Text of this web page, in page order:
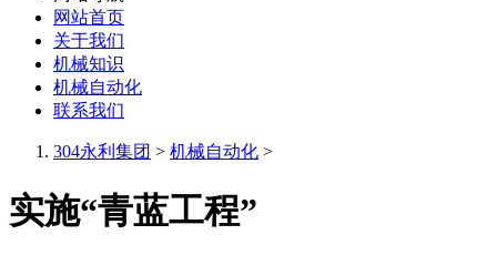
网站首页
关于我们
机械知识
机械自动化
联系我们
304永利集团 > 机械自动化 >
实施“青蓝工程”